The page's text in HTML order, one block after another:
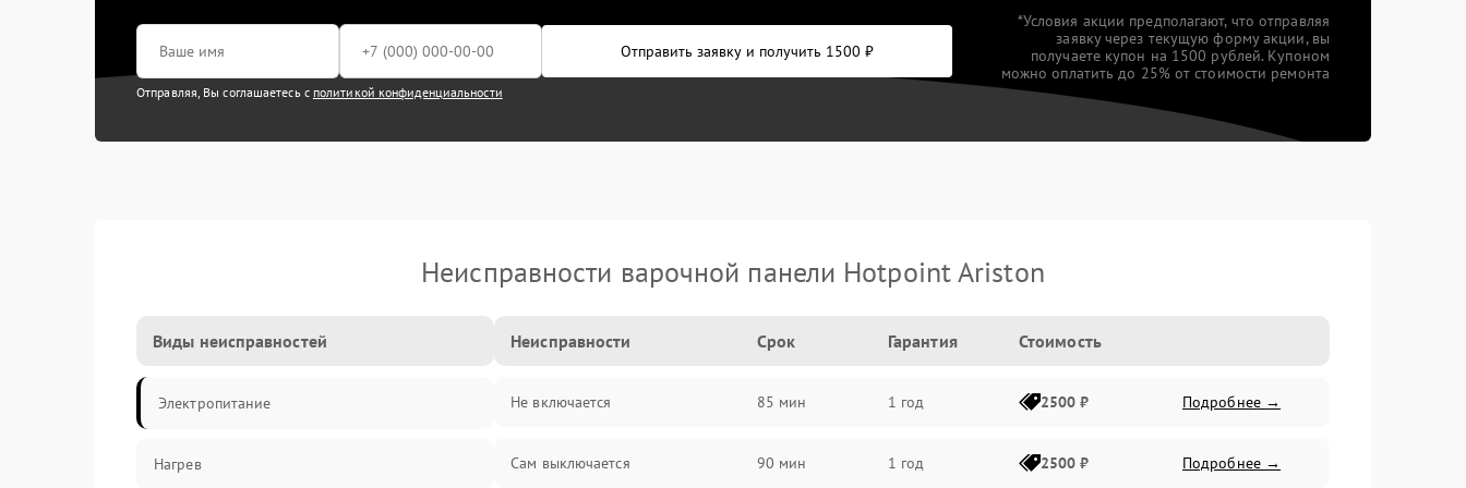
Отправить заявку и получить 1500 ₽
Отправляя, Вы соглашаетесь с политикой конфиденциальности
*Условия акции предполагают, что отправляя
заявку через текущую форму акции, вы
получаете купон на 1500 рублей. Купоном
можно оплатить до 25% от стоимости ремонта
Неисправности варочной панели Hotpoint Ariston
Виды неисправностей
Электропитание
Нагрев
Неисправности Срок Гарантия Стоимость
Не включается 85 мин 1 год 2500 ₽ Подробнее →
Сам выключается 90 мин 1 год 2500 ₽ Подробнее →